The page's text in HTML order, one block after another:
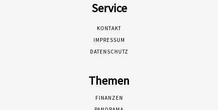
Service
KONTAKT
IMPRESSUM
DATENSCHUTZ
Themen
FINANZEN